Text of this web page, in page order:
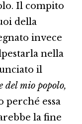
Il compito
della
invece
nella
il
del mio popolo,
perché essa
la fine